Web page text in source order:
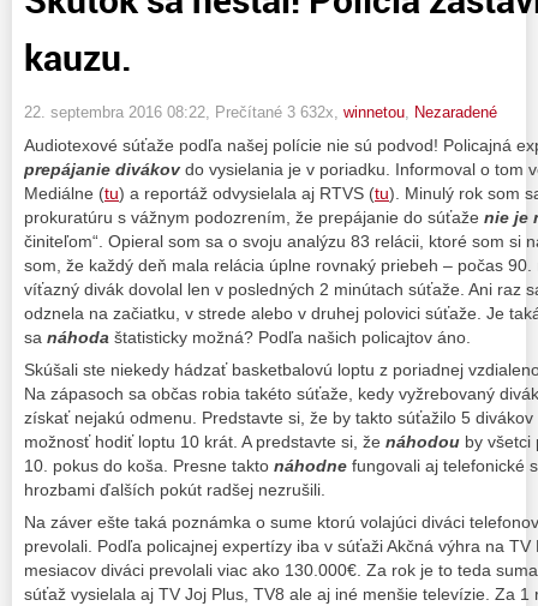
kauzu.
22. septembra 2016 08:22 , Prečítané 3 632x, winnetou Nezaradené
Audiotexové súťaže podľa našej polície nie sú podvod! Policajná
prepájanie divákovdo vysielania je v poriadku. Informoval o tom
Mediálne (tu) a reportáž odvysielala aj RTVS (tu). Minulý rok som
prokuratúru s vážnym podozrením, že prepájanie do súťaže nie je
činiteľom“. Opieral som sa o svoju analýzu 83 relácii, ktoré som si
som, že každý deň mala relácia úplne rovnaký priebeh – počas
víťazný divák dovolal len v posledných 2 minútach súťaže. Ani raz
odznela na začiatku, v strede alebo v druhej polovici súťaže. Je
sa náhoda štatisticky možná? Podľa našich policajtov áno.
Skúšali ste niekedy hádzať basketbalovú loptu z poriadnej
Na zápasoch sa občas robia takéto súťaže, kedy vyžrebovaný
získať nejakú odmenu. Predstavte si, že by takto súťažilo 5
možnosť hodiť loptu 10 krát. A predstavte si, že náhodou by všetci
10. pokus do koša. Presne takto náhodne fungovali aj telefonické
hrozbami ďalších pokút radšej nezrušili.
Na záver ešte taká poznámka o sume ktorú volajúci diváci
prevolali. Podľa policajnej expertízy iba v súťaži Akčná výhra na
mesiacov diváci prevolali viac ako 130.000€. Za rok je to teda
súťaž vysielala aj TV Joj Plus, TV8 ale aj iné menšie televízie. Za